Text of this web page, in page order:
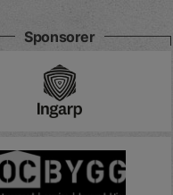
Sponsorer